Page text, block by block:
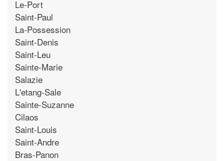
Le-Port
Saint-Paul
La-Possession
Saint-Denis
Saint-Leu
Sainte-Marie
Salazie
L'etang-Sale
Sainte-Suzanne
Cilaos
Saint-Louis
Saint-Andre
Bras-Panon